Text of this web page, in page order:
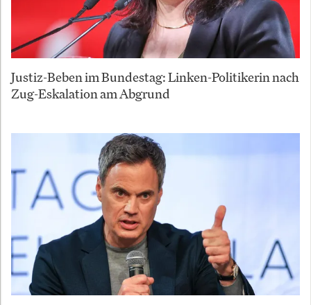
Justiz-Beben im Bundestag: Linken-Politikerin nach
Zug-Eskalation am Abgrund